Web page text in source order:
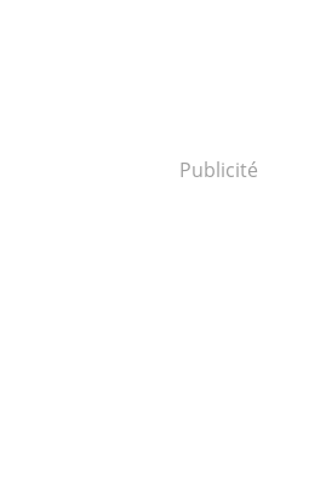
Publicité